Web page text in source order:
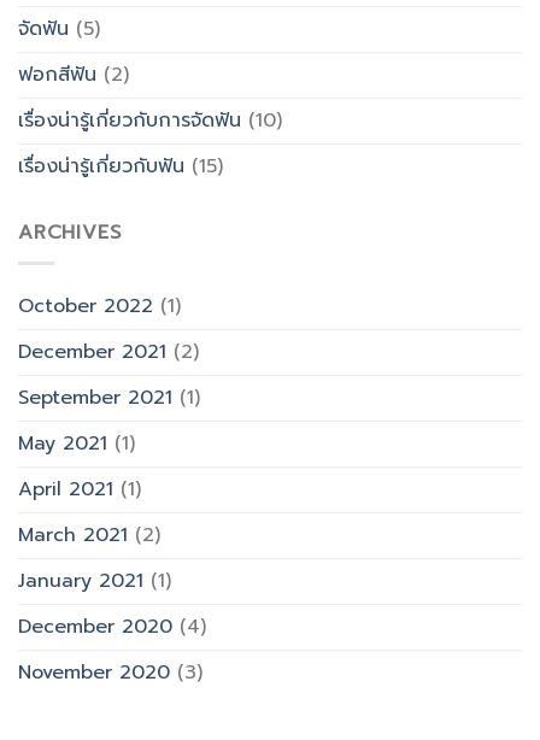
จัดฟัน (5)
ฟอกสีฟัน (2)
เรื่องน่ารู้เกี่ยวกับการจัดฟัน (10)
เรื่องน่ารู้เกี่ยวกับฟัน (15)
ARCHIVES
October 2022 (1)
December 2021 (2)
September 2021 (1)
May 2021 (1)
April 2021 (1)
March 2021 (2)
January 2021 (1)
December 2020 (4)
November 2020 (3)